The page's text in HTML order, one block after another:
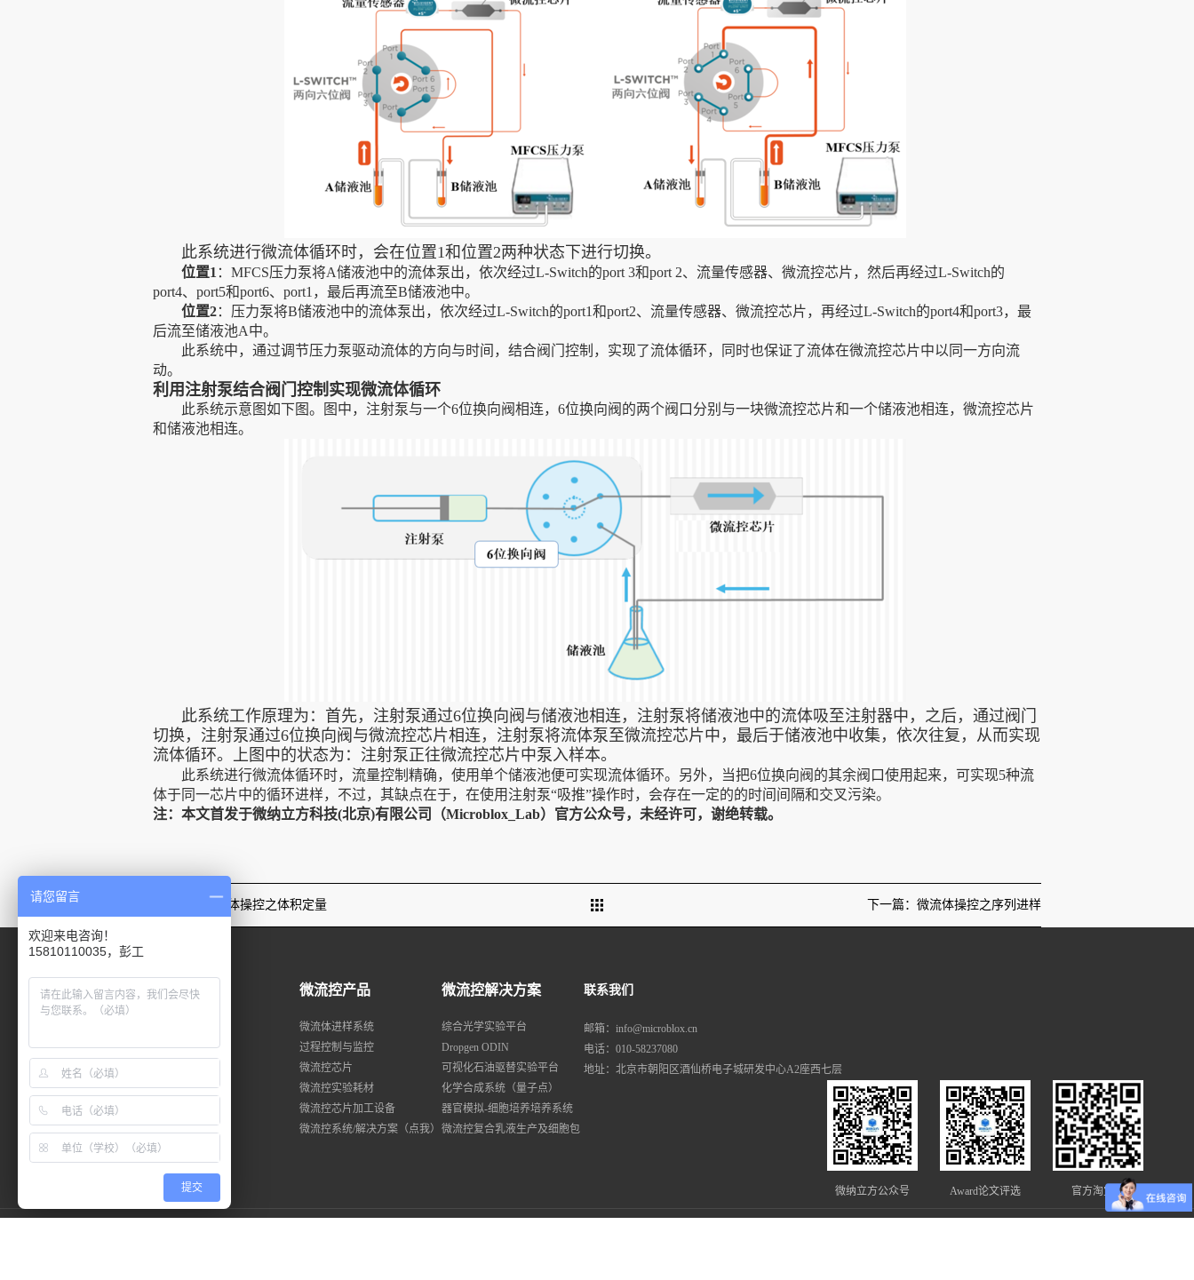
此系统进行微流体循环时，会在位置1和位置2两种状态下进行切换。
位置1 ：MFCS压力泵将A储液池中的流体泵出，依次经过L-Switch的port 3和port 2、流量传感器、微流控芯片，然后再经过L-Switch的
port4、port5和port6、port1，最后再流至B储液池中。
位置2：压力泵将B储液池中的流体泵出，依次经过L-Switch的port1和port2、流量传感器、微流控芯片，再经过L-Switch的port4和port3，最
后流至储液池A中。
此系统中，通过调节压力泵驱动流体的方向与时间，结合阀门控制，实现了流体循环，同时也保证了流体在微流控芯片中以同一方向流
动。
利用注射泵结合阀门控制实现微流体循环
此系统示意图如下图。图中，注射泵与一个6位换向阀相连，6位换向阀的两个阀口分别与一块微流控芯片和一个储液池相连，微流控芯片
和储液池相连。
此系统工作原理为：首先，注射泵通过6位换向阀与储液池相连，注射泵将储液池中的流体吸至注射器中，之后，通过阀门
切换，注射泵通过6位换向阀与微流控芯片相连，注射泵将流体泵至微流控芯片中，最后于储液池中收集，依次往复，从而实现
流体循环。上图中的状态为：注射泵正往微流控芯片中泵入样本。
此系统进行微流体循环时，流量控制精确，使用单个储液池便可实现流体循环。另外，当把6位换向阀的其余阀口使用起来，可实现5种流
体于同一芯片中的循环进样，不过，其缺点在于，在使用注射泵“吸推”操作时，会存在一定的的时间间隔和交叉污染。
注：本文首发于微纳立方科技(北京)有限公司（Microblox_Lab）官方公众号，未经许可，谢绝转载。
上一篇：微流体操控之体积定量 下一篇：微流体操控之序列进样
微流控产品
微流体进样系统
过程控制与监控
微流控芯片
微流控实验耗材
微流控芯片加工设备
微流控系统/解决方案（点我）
微流控解决方案
综合光学实验平台
Dropgen ODIN
可视化石油驱替实验平台
化学合成系统（量子点）
器官模拟-细胞培养培养系统
微流控复合乳液生产及细胞包
联系我们
邮箱：info@microblox.cn
电话：010-58237080
地址：北京市朝阳区酒仙桥电子城研发中心A2座西七层
微纳立方公众号 Award论文评选 官方淘宝店
请您留言
欢迎来电咨询！
15810110035，彭工
提交